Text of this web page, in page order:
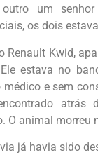
um senhor
os dois
Renault Kwid,
estava no
e sem
atrás
O animal morreu
já havia sido